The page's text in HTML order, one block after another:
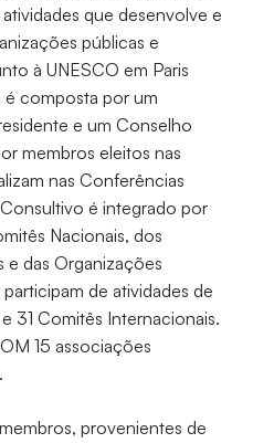
que desenvolve e
públicas e
à UNESCO em Paris
é composta por um
e um Conselho
membros eleitos nas
nas Conferências
é integrado por
Nacionais, dos
e das Organizações
de atividades de
31 Comitês Internacionais.
15 associações
provenientes de